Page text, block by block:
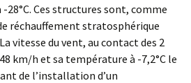
-28°C. Ces structures sont, comme
réchauffement stratosphérique
vitesse du vent, au contact des 2
km/h et sa température à -7,2°C le
de l’installation d’un